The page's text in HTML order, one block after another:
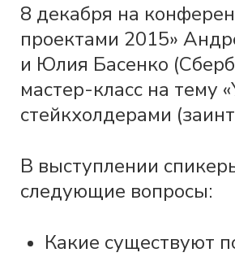
8 декабря на
проектами 2015»
и Юлия Басенко
мастер-класс на тему
стейкхолдерами
В выступлении
следующие вопросы:
Какие существуют